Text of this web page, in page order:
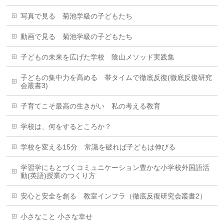
写真で見る 菊池学級の子どもたち
動画で見る 菊池学級の子どもたち
子どもの未来を広げた学校 陰山メソッド実践集
子どもの集中力を高める 帯タイムで徹底反復(徹底反復研究
会叢書3)
子育てこそ最高の生きがい 私の考える教育
学校は、何をするところか？
学校を変える15分 常識を破れば子どもは伸びる
学習学にもとづくコミュニケーション豊かな小学校外国語活
動(英語)授業のつくり方
安心と安全を創る 教室インフラ（徹底反復研究会叢書2）
小さなこと 小さな幸せ